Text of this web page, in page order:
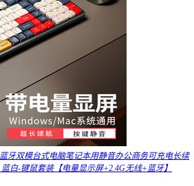
牙双模台式电脑笔记本用静音办公商务可充电长续
白-键鼠套装【电量显示屏+2.4G无线+蓝牙】